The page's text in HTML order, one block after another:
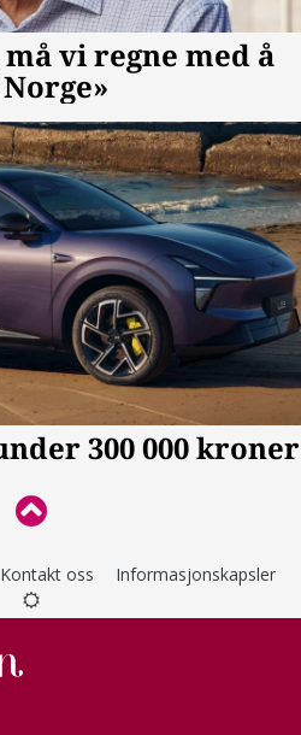
Kontakt oss Informasjonskapsler